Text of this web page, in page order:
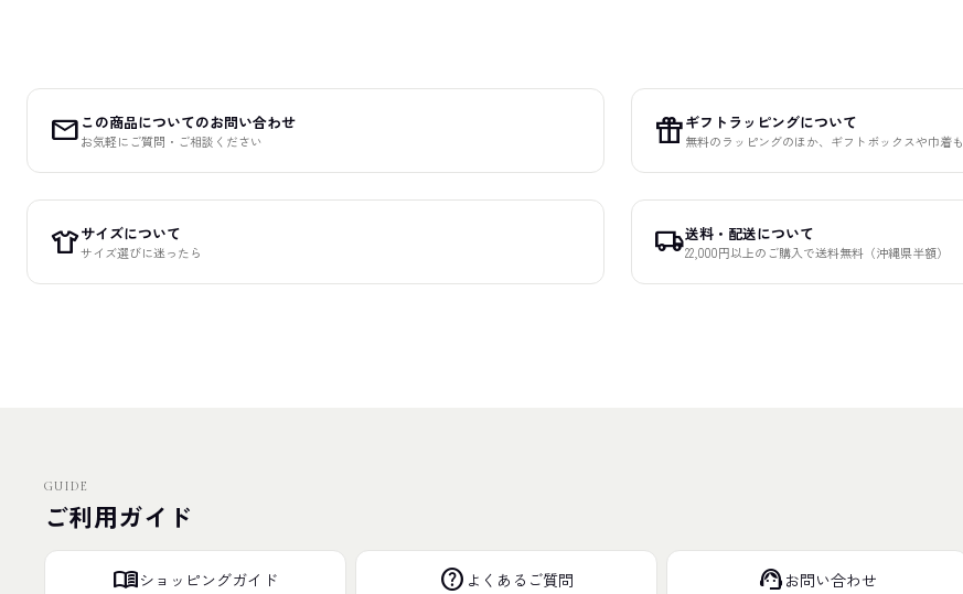
mail この商品についてのお問い合わせ
お気軽にご質問・ご相談ください featured_seasonal_and_giftsギフトラッピングについて
無料のラッピングのほか、ギフトボックスや巾着も
apparelサイズについて
サイズ選びに迷ったら local_shipping送料・配送について
22,000円以上のご購入で送料無料（沖縄県半額）
GUIDE
ご利用ガイド
menu_bookショッピングガイド help よくあるご質問 support_agent お問い合わせ